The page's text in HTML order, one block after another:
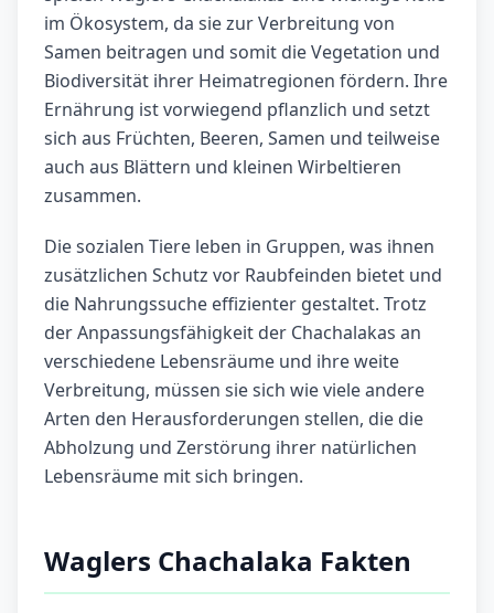
im Ökosystem, da sie zur Verbreitung von
Samen beitragen und somit die Vegetation und
Biodiversität ihrer Heimatregionen fördern. Ihre
Ernährung ist vorwiegend pflanzlich und setzt
sich aus Früchten, Beeren, Samen und teilweise
auch aus Blättern und kleinen Wirbeltieren
zusammen.
Die sozialen Tiere leben in Gruppen, was ihnen
zusätzlichen Schutz vor Raubfeinden bietet und
die Nahrungssuche effizienter gestaltet. Trotz
der Anpassungsfähigkeit der Chachalakas an
verschiedene Lebensräume und ihre weite
Verbreitung, müssen sie sich wie viele andere
Arten den Herausforderungen stellen, die die
Abholzung und Zerstörung ihrer natürlichen
Lebensräume mit sich bringen.
Waglers Chachalaka Fakten